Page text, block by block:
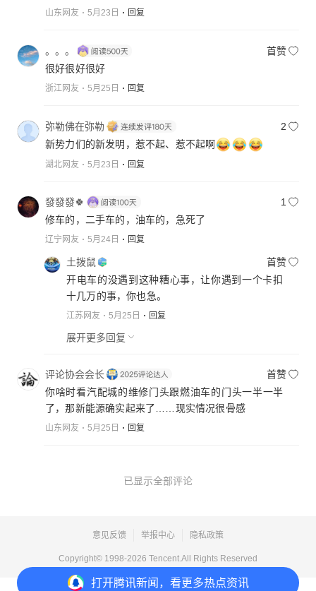
打开腾讯新闻，看更多热点资讯
山东网友 5月23日 回复
。。。
首赞
很好很好很好
浙江网友 5月25日 回复
弥勒佛在弥勒
2
新势力们的新发明，惹不起、惹不起啊
湖北网友 5月23日 回复
發發發🍀
1
修车的，二手车的，油车的，急死了
辽宁网友 5月24日 回复
土拨鼠
首赞
开电车的没遇到这种糟心事，让你遇到一个卡扣
十几万的事，你也急。
江苏网友 5月25日 回复
展开更多回复
评论协会会长
首赞
你啥时看汽配城的维修门头跟燃油车的门头一半一半
了，那新能源确实起来了……现实情况很骨感
山东网友 5月25日 回复
已显示全部评论
意见反馈 举报中心 隐私政策
Copyright© 1998-2026 Tencent.All Rights Reserved